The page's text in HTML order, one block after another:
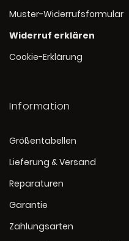
Muster-Widerrufsformular
Widerruf erklären
Cookie-Erklärung
Information
Größentabellen
Lieferung & Versand
Reparaturen
Garantie
Zahlungsarten